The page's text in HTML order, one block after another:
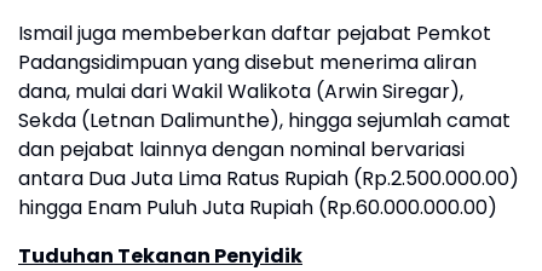
Ismail juga membeberkan daftar pejabat Pemkot
Padangsidimpuan yang disebut menerima aliran
dana, mulai dari Wakil Walikota (Arwin Siregar),
Sekda (Letnan Dalimunthe), hingga sejumlah camat
dan pejabat lainnya dengan nominal bervariasi
antara Dua Juta Lima Ratus Rupiah (Rp.2.500.000.00)
hingga Enam Puluh Juta Rupiah (Rp.60.000.000.00)
Tuduhan Tekanan Penyidik